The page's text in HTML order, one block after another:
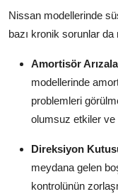
Nissan modellerinde
bazı kronik sorunlar da
Amortisör
modellerinde
problemleri
olumsuz etkiler ve
Direksiyon
meydana gelen
kontrolünün